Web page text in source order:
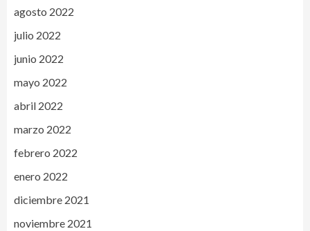
agosto 2022
julio 2022
junio 2022
mayo 2022
abril 2022
marzo 2022
febrero 2022
enero 2022
diciembre 2021
noviembre 2021